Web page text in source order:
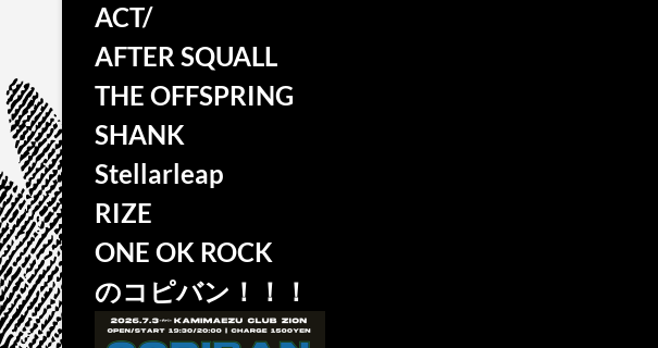
ACT/
AFTER SQUALL
THE OFFSPRING
SHANK
Stellarleap
RIZE
ONE OK ROCK
のコピバン！！！